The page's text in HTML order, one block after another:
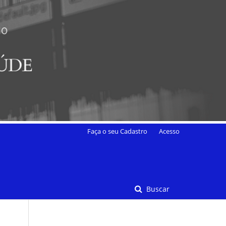
Buscar
Faça o seu Cadastro Acesso